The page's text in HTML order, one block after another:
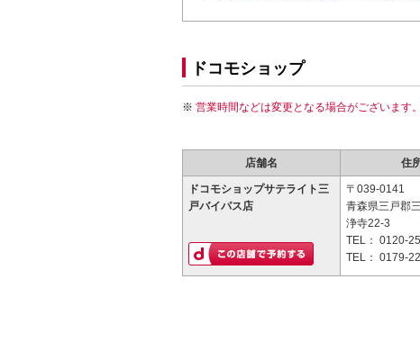
ドコモショップ
営業時間などは変更となる場合がございます
店舗名 住
ドコモショップサテライト三
戸バイパス店
〒039-0141
青森県三戸郡
浄寺22-3
TEL： 0120-
TEL： 0179-